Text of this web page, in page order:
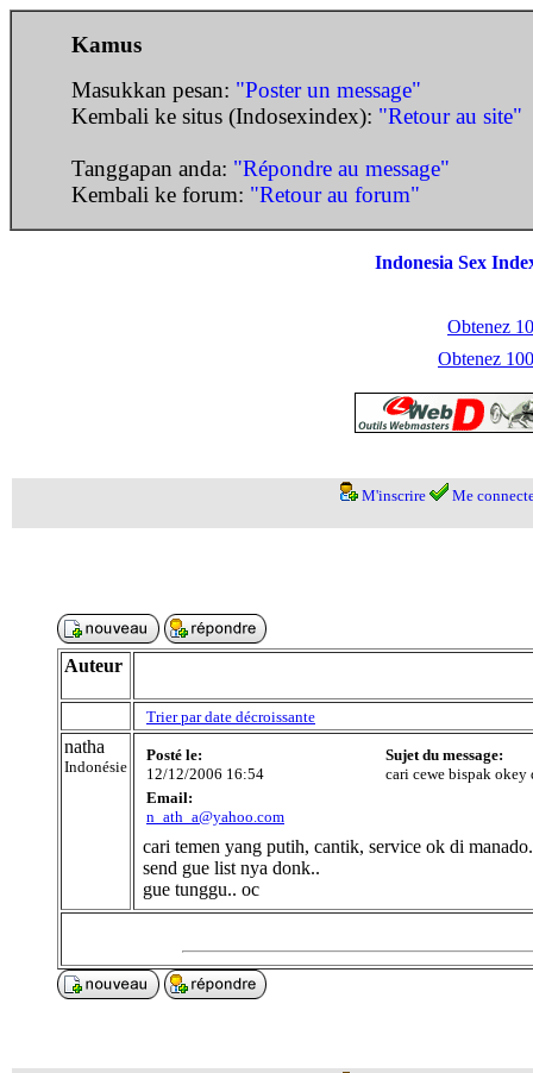
Kamus
Masukkan pesan: "Poster un message"
Kembali ke situs (Indosexindex): "Retour au site"
Tanggapan anda: "Répondre au message"
Kembali ke forum: "Retour au forum"
Indonesia Sex
Obtenez
Obtenez
M'inscrire Me
Auteur
Trier par date décroissante
natha
Indonésie
Posté le:
12/12/2006 16:54
Sujet du message:
cari cewe bispak okey
Email:
n_ath_a@yahoo.com
cari temen yang putih, cantik, service ok di
send gue list nya donk..
gue tunggu.. oc